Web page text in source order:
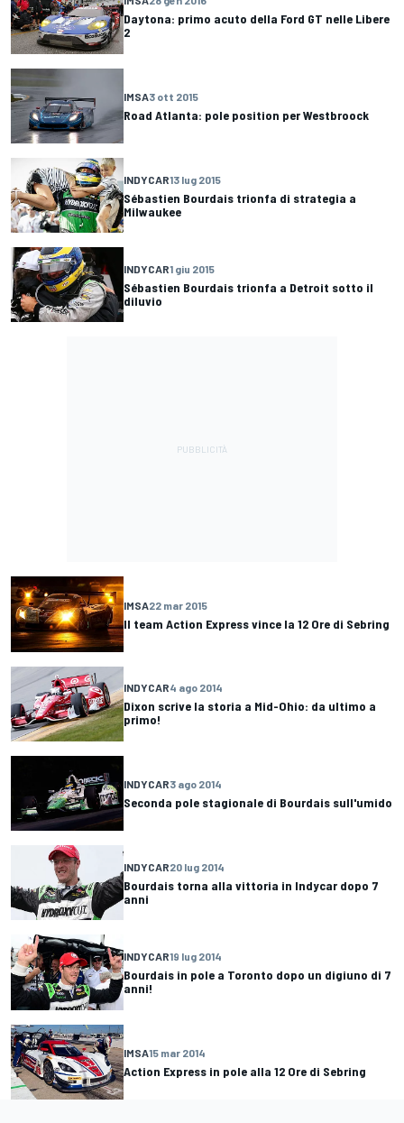
Daytona: primo acuto della Ford GT nelle Libere
2
IMSA3 ott 2015
Road Atlanta: pole position per Westbroock
INDYCAR13 lug 2015
Sébastien Bourdais trionfa di strategia a
Milwaukee
INDYCAR1 giu 2015
Sébastien Bourdais trionfa a Detroit sotto il
diluvio
IMSA22 mar 2015
Il team Action Express vince la 12 Ore di Sebring
INDYCAR4 ago 2014
Dixon scrive la storia a Mid-Ohio: da ultimo a
primo!
INDYCAR3 ago 2014
Seconda pole stagionale di Bourdais sull'umido
INDYCAR20 lug 2014
Bourdais torna alla vittoria in Indycar dopo 7
anni
INDYCAR19 lug 2014
Bourdais in pole a Toronto dopo un digiuno di 7
anni!
IMSA15 mar 2014
Action Express in pole alla 12 Ore di Sebring